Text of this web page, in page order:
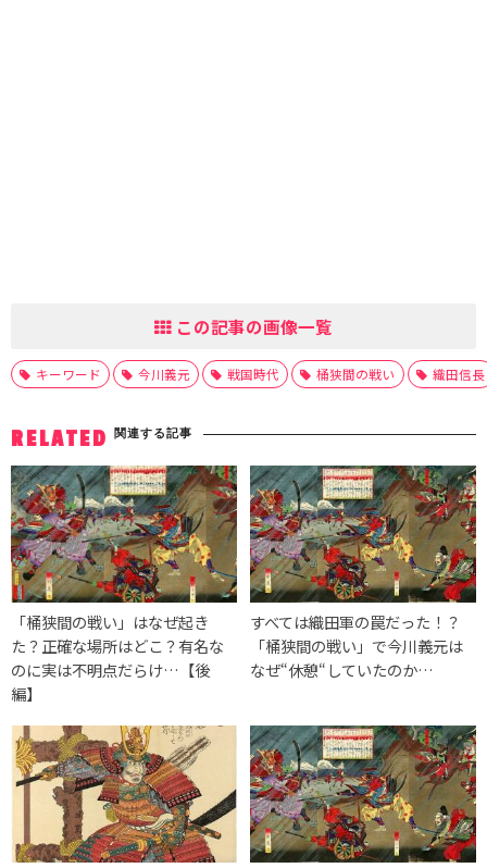
この記事の画像一覧
キーワード 今川義元 戦国時代 桶狭間の戦い 織田信長
RELATED 関連する記事
「桶狭間の戦い」はなぜ起き
た？正確な場所はどこ？有名な
のに実は不明点だらけ…【後
編】
すべては織田軍の罠だった！？
「桶狭間の戦い」で今川義元は
なぜ“休憩“していたのか…